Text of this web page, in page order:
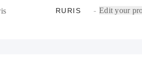
RURIS Edit your